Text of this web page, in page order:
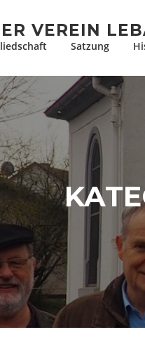
VEREIN
Satzung